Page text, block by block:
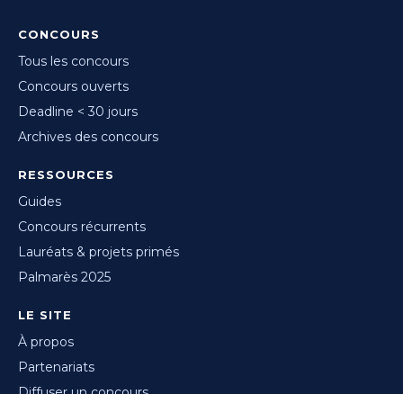
CONCOURS
Tous les concours
Concours ouverts
Deadline < 30 jours
Archives des concours
RESSOURCES
Guides
Concours récurrents
Lauréats & projets primés
Palmarès 2025
LE SITE
À propos
Partenariats